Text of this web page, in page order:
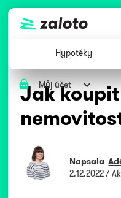
Hypotéky
Můj účet
Jak
Napsala
2.12.2022/